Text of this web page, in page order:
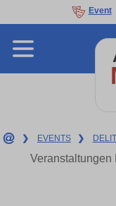
Event
❯ EVENTS ❯
Veranstaltungen